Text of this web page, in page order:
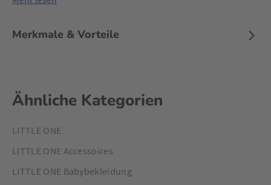
Merkmale & Vorteile
Ähnliche Kategorien
LITTLE ONE
LITTLE ONE Accessoires
LITTLE ONE Babybekleidung